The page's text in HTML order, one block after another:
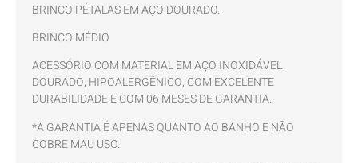
BRINCO PÉTALAS EM AÇO DOURADO.
BRINCO MÉDIO
ACESSÓRIO COM MATERIAL EM AÇO INOXIDÁVEL
DOURADO, HIPOALERGÊNICO, COM EXCELENTE
DURABILIDADE E COM 06 MESES DE GARANTIA.
*A GARANTIA É APENAS QUANTO AO BANHO E NÃO
COBRE MAU USO.